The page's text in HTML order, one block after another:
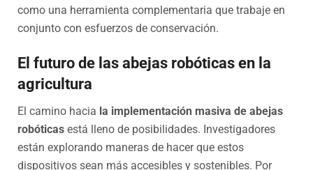
como una herramienta complementaria que trabaje en
conjunto con esfuerzos de conservación.
El futuro de las abejas robóticas en la
agricultura
El camino hacia la implementación masiva de abejas
robóticas está lleno de posibilidades. Investigadores
están explorando maneras de hacer que estos
dispositivos sean más accesibles y sostenibles. Por